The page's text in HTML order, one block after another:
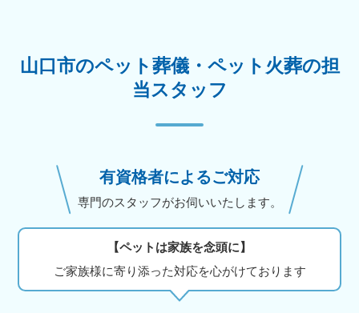
山口市のペット葬儀・ペット火葬の担
当スタッフ
有資格者によるご対応
専門のスタッフがお伺いいたします。
【ペットは家族を念頭に】
ご家族様に寄り添った対応を心がけております